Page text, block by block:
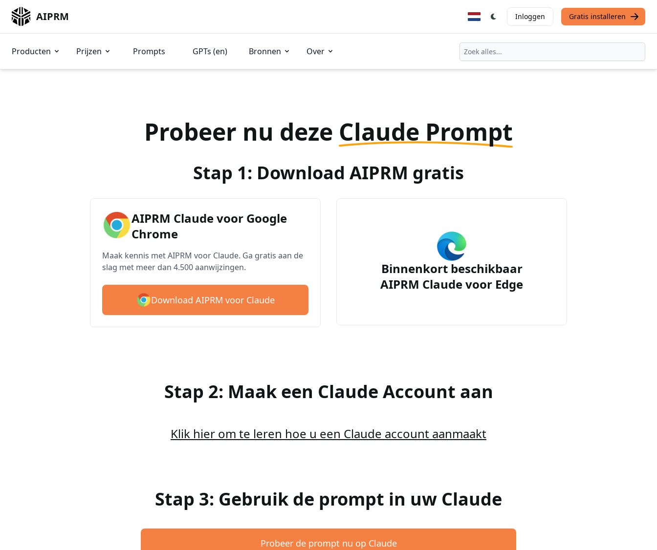
AIPRM Inloggen Gratis installeren
Producten Prijzen Prompts GPTs (en) Bronnen Over
Probeer nu deze Claude Prompt
Stap 1: Download AIPRM gratis
AIPRM Claude voor Google
Chrome
Maak kennis met AIPRM voor Claude. Ga gratis aan de
slag met meer dan 4.500 aanwijzingen.
Download AIPRM voor Claude
Binnenkort beschikbaar
AIPRM Claude voor Edge
Stap 2: Maak een Claude Account aan
Klik hier om te leren hoe u een Claude account aanmaakt
Stap 3: Gebruik de prompt in uw Claude
Probeer de prompt nu op Claude